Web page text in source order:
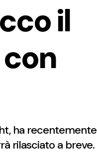
il
ha recentemente
rilasciato a breve.